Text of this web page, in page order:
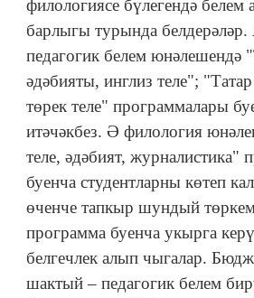
филологиясе бүлегендә белем
барлыгы турында
педагогик белем юнәлешендә
әдәбияты, инглиз теле"; "Татар
төрек теле" программалары
итәчәкбез. Ә филология
теле, әдәбият, журналистика"
буенча студентларны көтеп
өченче тапкыр шундый
программа буенча укырга
белгечлек алып чыгалар.
шактый – педагогик белем